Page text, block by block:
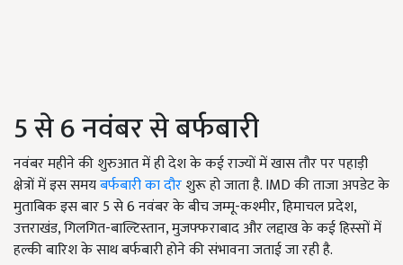
5 से 6 नवंबर से बर्फबारी
नवंबर महीने की शुरुआत में ही देश के कई राज्यों में खास तौर पर पहाड़ी
क्षेत्रों में इस समयबर्फबारी का दौरशुरू हो जाता है. IMD की ताजा अपडेट के
मुताबिक इस बार 5 से 6 नवंबर के बीच जम्मू-कश्मीर, हिमाचल प्रदेश,
उत्तराखंड, गिलगित-बाल्टिस्तान, मुजफ्फराबाद और लद्दाख के कई हिस्सों में
हल्की बारिश के साथ बर्फबारी होने की संभावना जताई जा रही है.